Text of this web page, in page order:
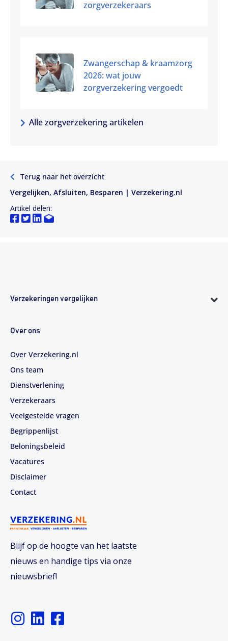
zorgverzekeraars
Zwangerschap & kraamzorg
2026: wat jouw
zorgverzekering vergoedt
Alle zorgverzekering artikelen
Terug naar het overzicht
Vergelijken, Afsluiten, Besparen | Verzekering.nl
Artikel delen:
Blijf op de hoogte van het laatste
nieuws en handige tips via onze
nieuwsbrief!
I
n
L
i
F
a
Verzekeringen vergelijken
Over ons
Over Verzekering.nl
Ons team
Dienstverlening
Verzekeraars
Veelgestelde vragen
Begrippenlijst
Beloningsbeleid
Vacatures
Disclaimer
Contact